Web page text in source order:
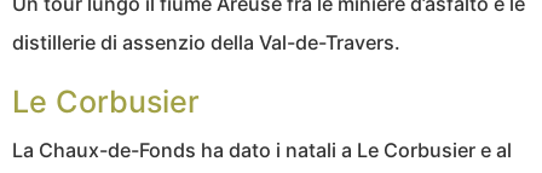
distillerie di assenzio della Val-de-Travers.
Le Corbusier
La Chaux-de-Fonds ha dato i natali a Le Corbusier e al